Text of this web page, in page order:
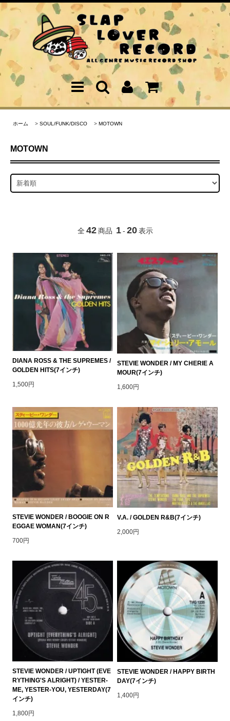
ホーム > SOUL/FUNK/DISCO > MOTOWN
MOTOWN
全 42 商品 1 - 20 表示
DIANA ROSS & THE SUPREMES /
GOLDEN HITS(7インチ)
1,500円
STEVIE WONDER / MY CHERIE A
MOUR(7インチ)
1,600円
STEVIE WONDER / BOOGIE ON R
EGGAE WOMAN(7インチ)
700円
V.A. / GOLDEN R&B(7インチ)
2,000円
STEVIE WONDER / UPTIGHT (EVE
RYTHING'S ALRIGHT) / YESTER-
ME, YESTER-YOU, YESTERDAY(7
インチ)
1,800円
STEVIE WONDER / HAPPY BIRTH
DAY(7インチ)
1,400円